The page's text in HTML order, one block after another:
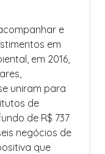
e
em
em 2016,
uniram para
de
de R$ 737
negócios de
que